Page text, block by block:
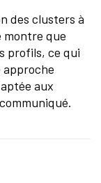
des clusters à
montre que
profils, ce qui
approche
aux